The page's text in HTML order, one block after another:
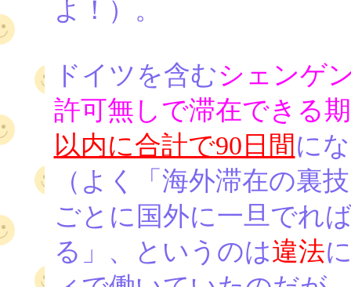
よ！）。
ドイツを含むシェンゲ
許可無しで滞在できる
以内に合計で90日間 に
（よく「海外滞在の裏
ごとに国外に一旦でれ
る」、というのは違法